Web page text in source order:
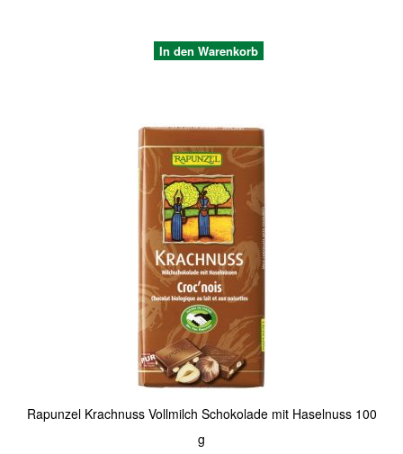
In den Warenkorb
Rapunzel Krachnuss Vollmilch Schokolade mit Haselnuss 100
g